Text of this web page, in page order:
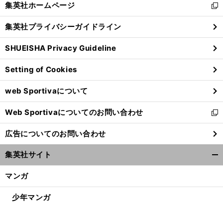
閉
る
集英社ホームページ
新
し
い
ウ
ィ
ン
ド
ウ
で
開
く
集英社プライバシーガイドライン
SHUEISHA Privacy Guideline
Setting of Cookies
web Sportivaについて
Web Sportivaについてのお問い合わせ
新
し
い
ウ
ィ
ン
ウ
広告についてのお問い合わせ
集英社サイト
マンガ
少年マンガ